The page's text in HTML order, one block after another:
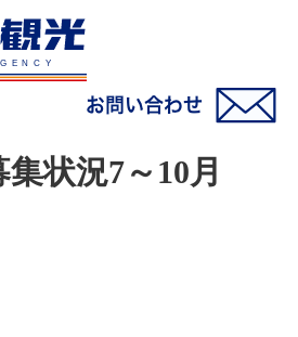
集状況7～10月